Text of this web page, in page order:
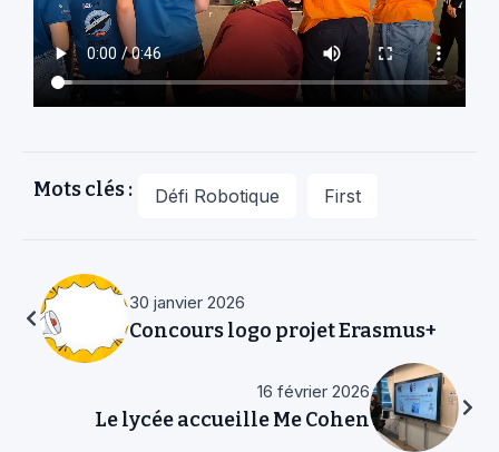
Mots clés : Défi Robotique First
30 janvier 2026
Concours logo projet Erasmus+
16 février 2026
Le lycée accueille Me Cohen